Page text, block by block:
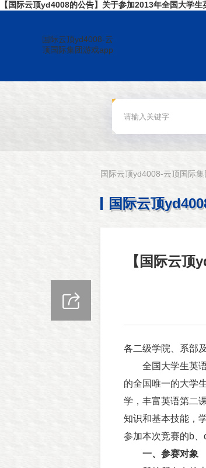
【国际云顶yd4008的公告】关于参加2013年全国大学
国际云顶yd4008-云
顶国际集团游戏app
国际云顶yd4008-云顶国际
国际云顶
【国际云顶
各二级学院、系部
全国大学生英语
的全国唯一的大学
学，丰富英语第二
知识和基本技能，
参加本次竞赛的b、
一、参赛对象